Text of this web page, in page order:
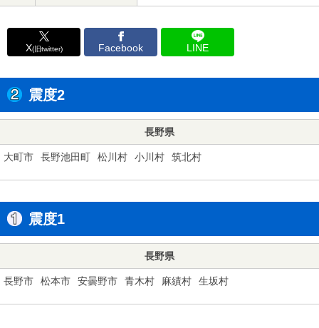
X(旧twitter) Facebook LINE
震度2
長野県
大町市 長野池田町 松川村 小川村 筑北村
震度1
長野県
長野市 松本市 安曇野市 青木村 麻績村 生坂村